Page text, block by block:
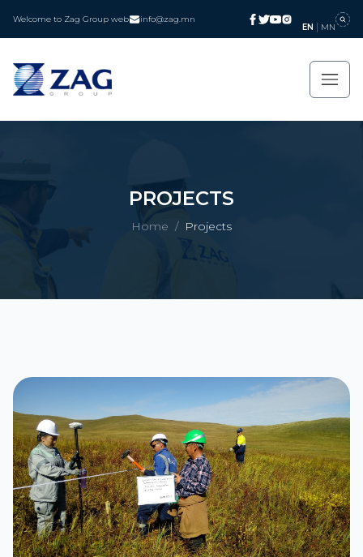
Welcome to Zag Group web info@zag.mn
EN MN
PROJECTS
Home / Projects